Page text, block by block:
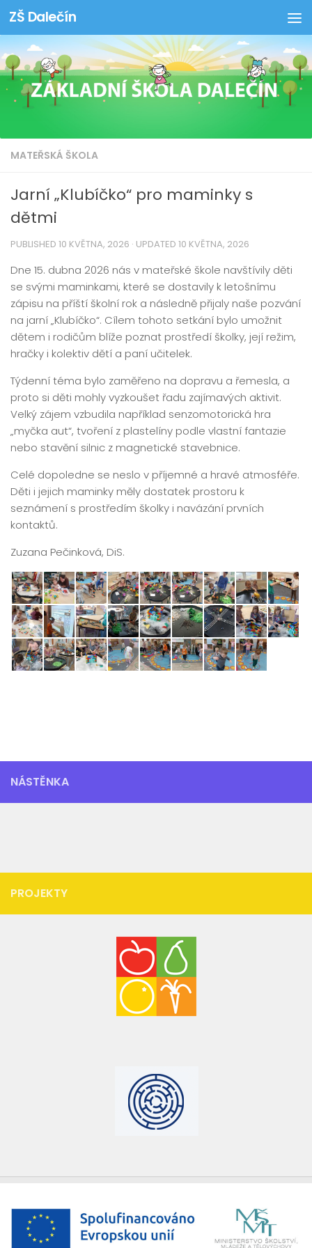
Skip to content
ZŠ Dalečín
MATEŘSKÁ ŠKOLA
Jarní „Klubíčko“ pro maminky s
dětmi
PUBLISHED 10 KVĚTNA, 2026 · UPDATED 10 KVĚTNA, 2026
Dne 15. dubna 2026 nás v mateřské škole navštívily děti
se svými maminkami, které se dostavily k letošnímu
zápisu na příští školní rok a následně přijaly naše pozvání
na jarní „Klubíčko“. Cílem tohoto setkání bylo umožnit
dětem i rodičům blíže poznat prostředí školky, její režim,
hračky i kolektiv dětí a paní učitelek.
Týdenní téma bylo zaměřeno na dopravu a řemesla, a
proto si děti mohly vyzkoušet řadu zajímavých aktivit.
Velký zájem vzbudila například senzomotorická hra
„myčka aut“, tvoření z plastelíny podle vlastní fantazie
nebo stavění silnic z magnetické stavebnice.
Celé dopoledne se neslo v příjemné a hravé atmosféře.
Děti i jejich maminky měly dostatek prostoru k
seznámení s prostředím školky i navázání prvních
kontaktů.
Zuzana Pečinková, DiS.
NÁSTĚNKA
PROJEKTY